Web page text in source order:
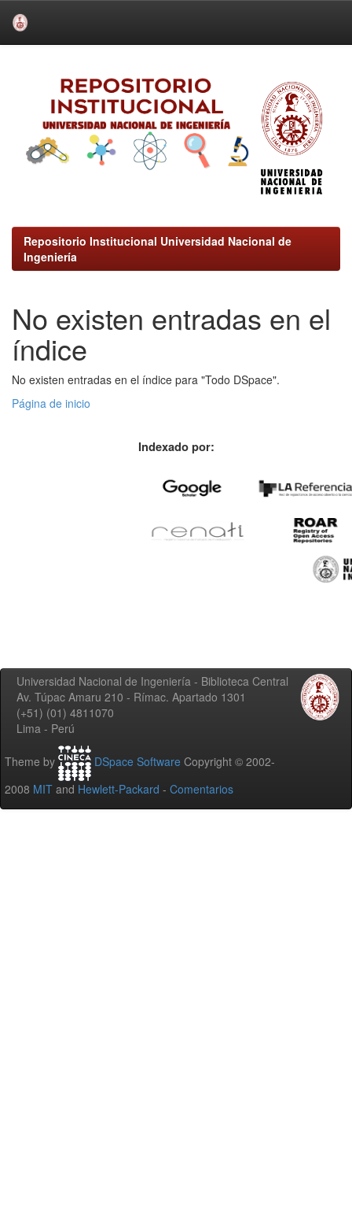
Repositorio Institucional Universidad Nacional de
Ingeniería
No existen entradas en el
índice
No existen entradas en el índice para "Todo DSpace".
Página de inicio
Indexado por:
Universidad Nacional de Ingeniería - Biblioteca Central
Av. Túpac Amaru 210 - Rímac. Apartado 1301
(+51) (01) 4811070
Lima - Perú
Theme by DSpace Software Copyright © 2002-
2008 MIT and Hewlett-Packard - Comentarios